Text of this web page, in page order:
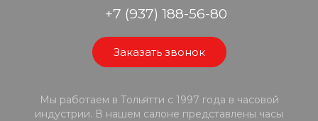
+7 (937) 188-56-80
Заказать звонок
Мы работаем в Тольятти с 1997 года в часовой
индустрии. В нашем салоне представлены часы